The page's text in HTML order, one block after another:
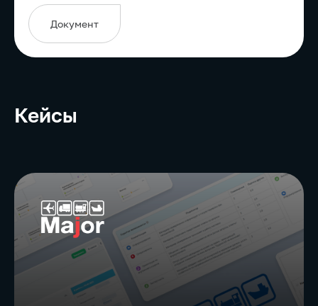
Документ
Кейсы